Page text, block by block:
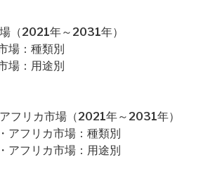
（2021年～2031年）
場：種類別
場：用途別
フリカ市場（2021年～2031年）
アフリカ市場：種類別
アフリカ市場：用途別